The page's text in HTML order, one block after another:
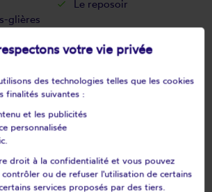
glières
Le reposoir
montjoie
Les gets
Les ollières
Leschaux
Lornay
Lyaud
Magland
votre vie privée
des technologies telles que les cookies
finalités suivantes :
et les publicités
personnalisée
droit à la confidentialité et vous pouvez
ou de refuser l'utilisation de certains
services proposés par des tiers.